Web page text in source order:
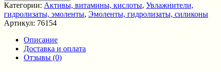
Категории: Активы, витамины, кислоты, Увлажнители,
гидролизаты, эмоленты, Эмоленты, гидролизаты, силиконы
Артикул: 76154
Описание
Доставка и оплата
Отзывы (0)